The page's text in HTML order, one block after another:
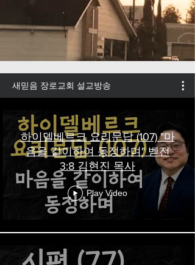
새믿음 장로교회 설교방송
하이델베르크 요리문답 (107) "마
음을 같이하여 동정하며" 벧전
3:8 김현진 목사
Play Video